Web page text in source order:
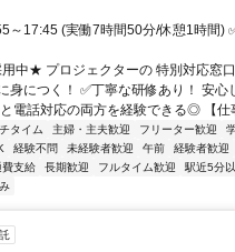
～17:45 (実働7時間50分/休憩1時間)
中★ プロジェクターの 特別対応窓
身につく！ ✅丁寧な研修あり！ 安心
電話対応の両方を経験できる◎ 【仕
タイム 主婦・主夫歓迎 フリーター歓迎
経験不問 未経験者歓迎 午前 経験者歓迎
費支給 長期歓迎 フルタイム歓迎
駅近5分